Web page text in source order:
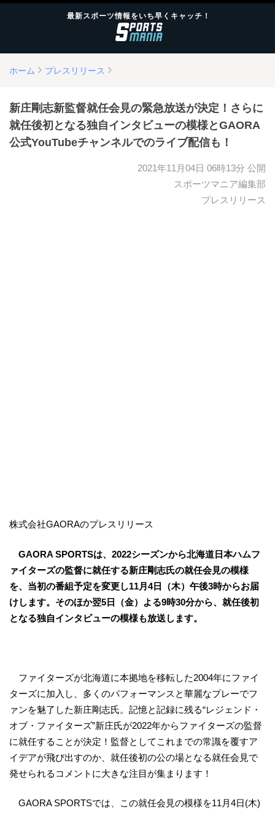
最新スポーツ情報をいち早くキャッチ！
ホーム プレスリリース
新庄剛志新監督就任会見の緊急放送が決定！さらに
就任後初となる独自インタビューの模様とGAORA
公式YouTubeチャンネルでのライブ配信も！
2021年11月04日 06時13分 公開
スポーツマニア編集部
プレスリリース
株式会社GAORAのプレスリリース
GAORA SPORTSは、2022シーズンから北海道日本ハムフ
ァイターズの監督に就任する新庄剛志氏の就任会見の模様
を、当初の番組予定を変更し11月4日（木）午後3時からお届
けします。そのほか翌5日（金）よる9時30分から、就任後初
となる独自インタビューの模様も放送します。
ファイターズが北海道に本拠地を移転した2004年にファイ
ターズに加入し、多くのパフォーマンスと華麗なプレーでフ
ァンを魅了した新庄剛志氏。記憶と記録に残る“レジェンド・
オブ・ファイターズ”新庄氏が2022年からファイターズの監督
に就任することが決定！監督としてこれまでの常識を覆すア
イデアが飛び出すのか、就任後初の公の場となる就任会見で
発せられるコメントに大きな注目が集まります！
GAORA SPORTSでは、この就任会見の模様を11月4日(木)